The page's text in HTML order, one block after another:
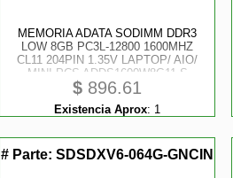
MEMORIA ADATA SODIMM DDR3
LOW 8GB PC3L-12800 1600MHZ
CL11 204PIN 1.35V LAPTOP/ AIO/
MINI PCS ADDS1600W8G11-S
$ 896.61
Existencia Aprox: 1
# Parte:SDSDXV6-064G-GNCIN